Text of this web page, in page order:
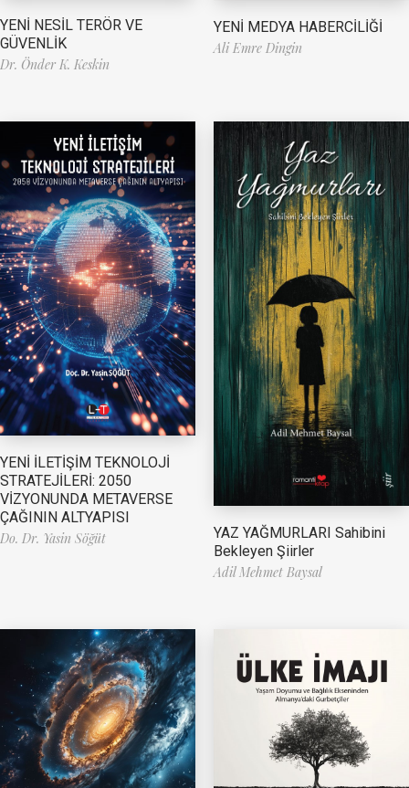
YENİ NESİL TERÖR VE
GÜVENLİK
Dr. Önder K. Keskin
YENİ MEDYA HABERCİLİĞİ
Ali Emre Dingin
YENİ İLETİŞİM TEKNOLOJİ
STRATEJİLERİ: 2050
VİZYONUNDA METAVERSE
ÇAĞININ ALTYAPISI
Do. Dr. Yasin Söğüt
YAZ YAĞMURLARI Sahibini
Bekleyen Şiirler
Adil Mehmet Baysal